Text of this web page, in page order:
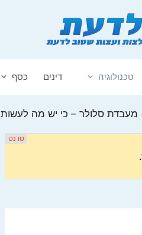
טכנולוגיה דינים כסף
מעבדת סלולר – כי יש מה לעשות